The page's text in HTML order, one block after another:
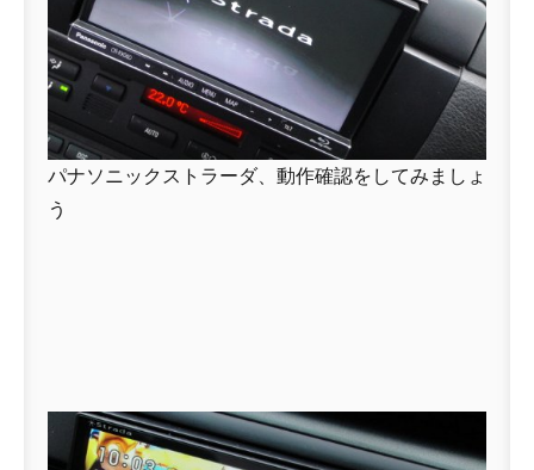
パナソニックストラーダ、動作確認をしてみましょ
う